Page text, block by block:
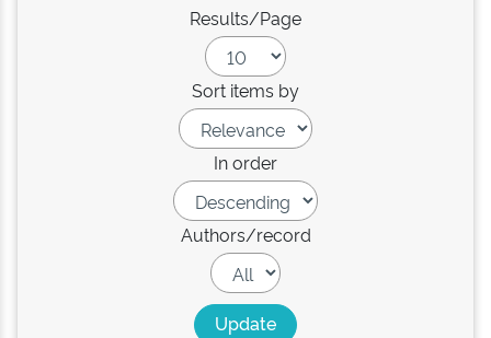
Results/Page
Sort items by
In order
Authors/record